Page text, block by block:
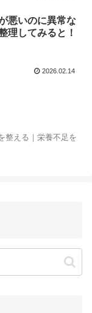
悪いのに異常な
理してみると！
2026.02.14
整える｜栄養不足を